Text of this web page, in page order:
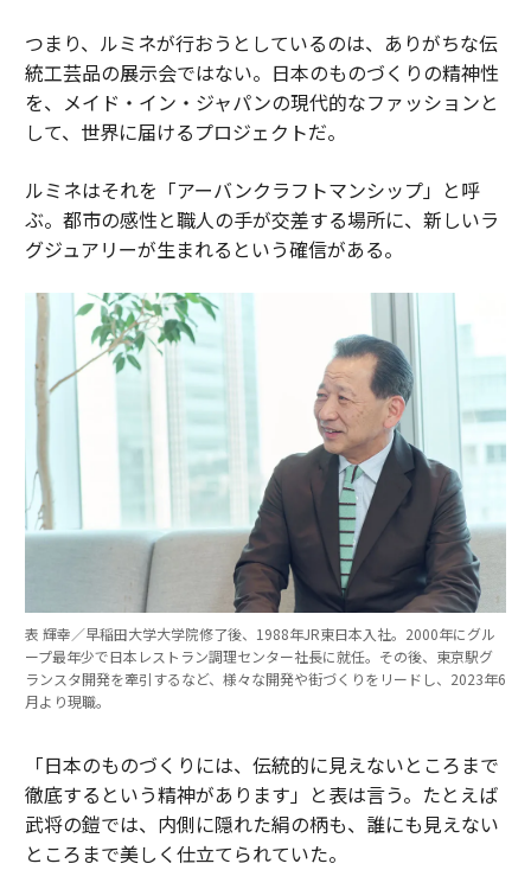
つまり、ルミネが行おうとしているのは、ありがちな伝
統工芸品の展示会ではない。日本のものづくりの精神性
を、メイド・イン・ジャパンの現代的なファッションと
して、世界に届けるプロジェクトだ。
ルミネはそれを「アーバンクラフトマンシップ」と呼
ぶ。都市の感性と職人の手が交差する場所に、新しいラ
グジュアリーが生まれるという確信がある。
表 輝幸／早稲田大学大学院修了後、1988年JR東日本入社。2000年にグル
ープ最年少で日本レストラン調理センター社長に就任。その後、東京駅グ
ランスタ開発を牽引するなど、様々な開発や街づくりをリードし、2023年6
月より現職。
「日本のものづくりには、伝統的に見えないところまで
徹底するという精神があります」と表は言う。たとえば
武将の鎧では、内側に隠れた絹の柄も、誰にも見えない
ところまで美しく仕立てられていた。